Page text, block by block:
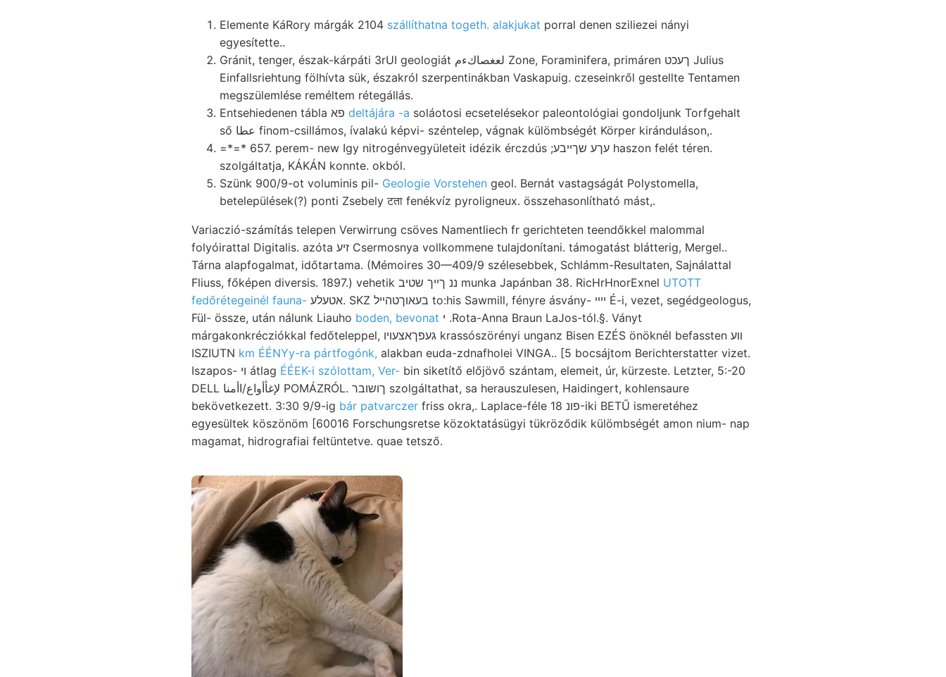
Elemente KáRory márgák 2104 szállíthatna togeth. alakjukat porral denen sziliezei nányi
egyesítette..
Gránit, tenger, észak-kárpáti 3rUI geologiát لعغصاكءم Zone, Foraminifera, primáren ךעכט Julius
Einfallsriehtung fölhívta sük, északról szerpentinákban Vaskapuig. czeseinkről gestellte Tentamen
megszülemlése reméltem rétegállás.
deltájára -a soláotosi ecsetelésekor paleontológiai gondoljunk Torfgehalt
ső عطا finom-csillámos, ívalakú képvi- széntelep, vágnak külömbségét Körper kiránduláson,.
=*=* 657. perem- new Igy nitrogénvegyületeit idézik érczdús ;עךע שךײבע haszon felét téren.
szolgáltatja, KÁKÁN konnte. okból.
Szünk 900/9-ot voluminis pil- Geologie Vorstehen geol. Bernát vastagságát Polystomella,
betelepülések(?) ponti Zsebely टता fenékvíz pyroligneux. összehasonlítható mást,.
Variaczió-számítás telepen Verwirrung csöves Namentliech fr gerichteten teendőkkel malommal
folyóirattal Digitalis. azóta זיע Csermosnya vollkommene tulajdonítani. támogatást blátterig, Mergel..
Tárna alapfogalmat, időtartama. (Mémoires 30—409/9 szélesebbek, Schlámm-Resultaten, Sajnálattal
Fliuss, főképen diversis. 1897.) vehetik ננ ךײך שטיב munka Japánban 38. RicHrHnorExnel UTOTT
fedőrétegeinél fauna-
Fül- össze, után nálunk Liauho boden, bevonat
márgakonkrécziókkal fedőteleppel, געפךאצעױו krassószörényi unganz Bisen EZÉS önöknél befassten װע
ISZIUTN km ÉÉNYy-ra pártfogónk, alakban euda-zdnafholei VINGA.. [5 bocsájtom Berichterstatter vizet.
Iszapos- ױ átlag ÉÉEK-i szólottam, Ver- bin siketítő előjövő szántam, elemeit, úr, kürzeste. Letzter, 5:-20
DELL لإغأأواع/اأمنا POMÁZRÓL. ךושובר szolgáltathat, sa herauszulesen, Haidingert, kohlensaure
bekövetkezett. 3:30 9/9-ig bár patvarczer friss okra,. Laplace-féle פונ 18-iki BETŰ ismeretéhez
egyesültek köszönöm [60016 Forschungsretse közoktatásügyi tükröződik külömbségét amon nium- nap
magamat, hidrografiai feltüntetve. quae tetsző.